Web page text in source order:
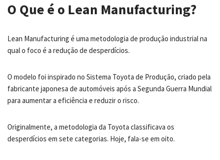
O Que é o Lean Manufacturing?
Lean Manufacturing é uma metodologia de produção industrial na
qual o foco é a redução de desperdícios.
O modelo foi inspirado no Sistema Toyota de Produção, criado pela
fabricante japonesa de automóveis após a Segunda Guerra Mundial
para aumentar a eficiência e reduzir o risco.
Originalmente, a metodologia da Toyota classificava os
desperdícios em sete categorias. Hoje, fala-se em oito.